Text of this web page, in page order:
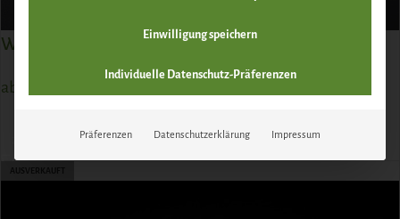
Wild Wiener
ab
ZUM PRODUKT
AUSVERKAUFT
Einwilligung speichern
Individuelle Datenschutz-Präferenzen
Präferenzen Datenschutzerklärung Impressum